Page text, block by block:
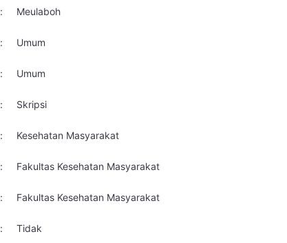
Meulaboh
Umum
Umum
Skripsi
Kesehatan Masyarakat
Fakultas Kesehatan Masyarakat
Fakultas Kesehatan Masyarakat
: Tidak